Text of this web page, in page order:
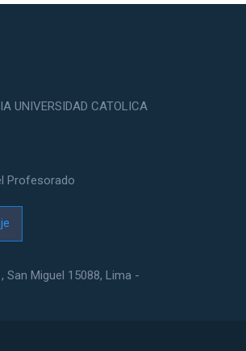
UNIVERSIDAD CATOLICA
Profesorado
San Miguel 15088, Lima -